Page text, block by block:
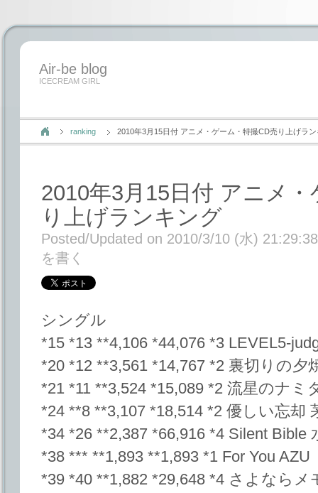
Air-be blog
ICECREAM GIRL
ranking 2010年3月15日付 アニメ・ゲーム・特撮CD売り上げラ
2010年3月15日付 アニメ
り上げランキング
Posted/Updated on 2010/3/10 (水) 21:29:38
を書く
シングル
*15 *13 **4,106 *44,076 *3 LEVEL5-
*20 *12 **3,561 *14,767 *2 裏切りの夕
*21 *11 **3,524 *15,089 *2 流星のナミ
*24 **8 **3,107 *18,514 *2 優しい忘却
*34 *26 **2,387 *66,916 *4 Silent Bible
*38 *** **1,893 **1,893 *1 For You AZU
*39 *40 **1,882 *29,648 *4 さよならメ